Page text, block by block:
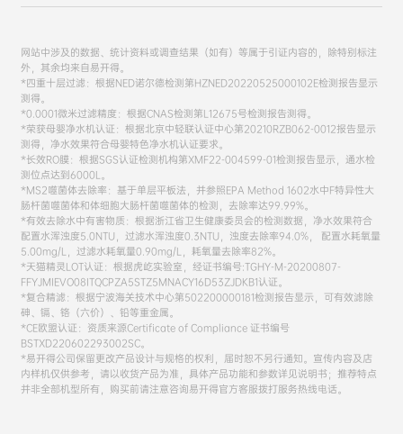
网站中涉及的数据、统计资料或调查结果（如有）等属于引证内容的，除特别标注
外，其余均来自易开得。
*四重十层过滤：根据NED诺尔德检测第HZNED20220525000102E检测报告显示
测得。
*0.0001微米过滤精度：根据CNAS检测第L12675号检测报告测得。
*荣获母婴净水机认证：根据北京中轻联认证中心第20210RZB062-0012报告显示
测得，净水效果符合母婴特色净水机认证要求。
*长效RO膜：根据SGS认证检测机构第XMF22-004599-01检测报告显示，通水检
测位点达到6000L。
*MS2噬菌体去除率：基于单层平板法，并参照EPA Method 1602水中F特异性大
肠杆菌噬菌体和体细胞大肠杆菌噬菌体的检测，去除率达99.99%。
*有效去除水中有害物质：根据浙江省卫生健康委员会的检测数据，净水效果符合
配置水浑浊度5.0NTU，过滤水浑浊度0.3NTU，浊度去除率94.0%， 配置水耗氧量
5.00mg/L，过滤水耗氧量0.90mg/L，耗氧量去除率82%。
*天猫精灵LOT认证：根据虎屹实验室，经证书编号:TGHY-M-20200807-
FFYJMIEVO08ITQCPZA5STZ5MNACY16D53ZJDKB1认证。
*复合精滤：根据宁波海关技术中心第502200000181检测报告显示，可有效滤除
砷、镉、铬（六价）、铅等重金属。
*CE欧盟认证：资质来源Certificate of Compliance 证书编号
BSTXD220602293002SC。
*易开得公司保留更改产品设计与规格的权利，届时恕不另行通知。宣传内容及店
内样机仅供参考，请以收货产品为准，具体产品功能和参数详见说明书；推荐特点
并非全部机型所有，购买前请注意咨询易开得官方客服拨打服务热线电话。